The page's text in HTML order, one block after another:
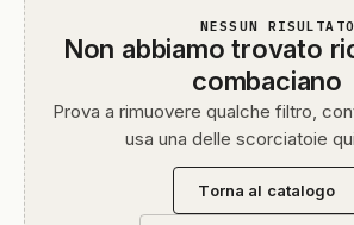
NESSUN RISULTATO
Non abbiamo trovato
combaciano
Prova a rimuovere qualche filtro,
usa una delle scorciatoie
Torna al catalogo